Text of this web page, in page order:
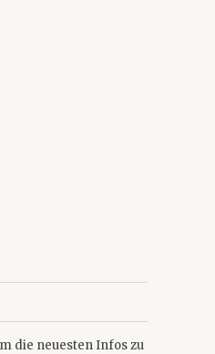
die neuesten Infos zu